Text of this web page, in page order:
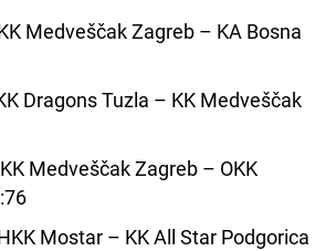
Medveščak Zagreb – KA Bosna
Dragons Tuzla – KK Medveščak
Medveščak Zagreb – OKK
Mostar – KK All Star Podgorica